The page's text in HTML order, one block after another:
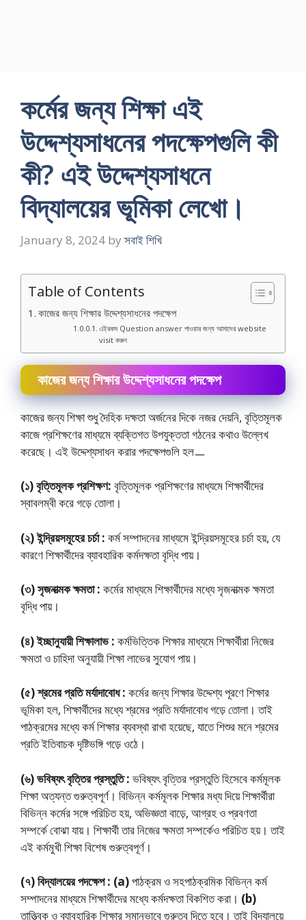
কর্মের জন্য শিক্ষা এই
উদ্দেশ্যসাধনের পদক্ষেপগুলি কী
কী? এই উদ্দেশ্যসাধনে
বিদ্যালয়ের ভূমিকা লেখাে।
January 8, 2024 by সবাই শিখি
Table of Contents
কাজের জন্য শিক্ষার উদ্দেশ্যসাধনের পদক্ষেপ
এইরকম Question answer পাওয়ার জন্য আমাদের website
visit করুন
কাজের জন্য শিক্ষার উদ্দেশ্যসাধনের পদক্ষেপ
কাজের জন্য শিক্ষা শুধু দৈহিক দক্ষতা অর্জনের দিকে নজর দেয়নি, বৃত্তিমূলক
কাজে প্রশিক্ষণের মাধ্যমে ব্যক্তিগত উপযুক্ততা গঠনের কথাও উল্লেখ
করেছে। এই উদ্দেশ্যসাধন করার পদক্ষেপগুলি হলㅡ
(১) বৃত্তিমূলক প্রশিক্ষণ: বৃত্তিমূলক প্রশিক্ষণের মাধ্যমে শিক্ষার্থীদের
স্বাবলম্বী করে গড়ে তােলা।
(২) ইন্দ্রিয়সমূহের চর্চা : কর্ম সম্পাদনের মাধ্যমে ইন্দ্রিয়সমূহের চর্চা হয়, যে
কারণে শিক্ষার্থীদের ব্যাবহারিক কর্মদক্ষতা বৃদ্ধি পায়।
(৩) সৃজনাত্মক ক্ষমতা : কর্মের মাধ্যমে শিক্ষার্থীদের মধ্যে সৃজনাত্মক ক্ষমতা
বৃদ্ধি পায়।
(৪) ইচ্ছানুযায়ী শিক্ষালাভ : কর্মভিত্তিক শিক্ষার মাধ্যমে শিক্ষার্থীরা নিজের
ক্ষমতা ও চাহিদা অনুযায়ী শিক্ষা লাভের সুযােগ পায়।
(৫) শ্রমের প্রতি মর্যাদাবােধ : কর্মের জন্য শিক্ষার উদ্দেশ্য পূরণে শিক্ষার
ভূমিকা হল, শিক্ষার্থীদের মধ্যে শ্রমের প্রতি মর্যাদাবােধ গড়ে তােলা। তাই
পাঠক্রমের মধ্যে কর্ম শিক্ষার ব্যবস্থা রাখা হয়েছে, যাতে শিশুর মনে শ্রমের
প্রতি ইতিবাচক দৃষ্টিভঙ্গি গড়ে ওঠে।
(৬) ভবিষ্যৎ বৃত্তির প্রস্তুতি : ভবিষ্যৎ বৃত্তির প্রস্তুতি হিসেবে কর্মমূলক
শিক্ষা অত্যন্ত গুরুত্বপূর্ণ। বিভিন্ন কর্মমূলক শিক্ষার মধ্য দিয়ে শিক্ষার্থীরা
বিভিন্ন কর্মের সঙ্গে পরিচিত হয়, অভিজ্ঞতা বাড়ে, আগ্রহ ও প্রবণতা
সম্পর্কে বােঝা যায়। শিক্ষার্থী তার নিজের ক্ষমতা সম্পর্কেও পরিচিত হয়। তাই
এই কর্মমুখী শিক্ষা বিশেষ গুরুত্বপূর্ণ।
(৭) বিদ্যালয়ের পদক্ষেপ : (a)পাঠক্রম ও সহপাঠক্রমিক বিভিন্ন কর্ম
সম্পাদনের মাধ্যমে শিক্ষার্থীদের মধ্যে কর্মদক্ষতা বিকশিত করা। (b)
তাত্ত্বিক ও ব্যাবহারিক শিক্ষার সমানভাবে গুরুত্ব দিতে হবে। তাই বিদ্যালয়ে